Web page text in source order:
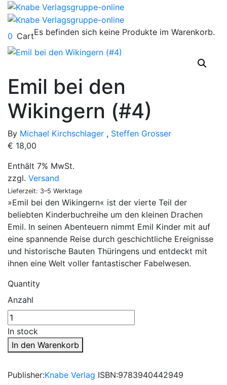
0 CartEs befinden sich keine Produkte im Warenkorb.
Emil bei den
Wikingern (#4)
By Michael Kirchschlager , Steffen Grosser
€ 18,00
Enthält 7% MwSt.
zzgl. Versand
Lieferzeit: 3–5 Werktage
»Emil bei den Wikingern« ist der vierte Teil der
beliebten Kinderbuchreihe um den kleinen Drachen
Emil. In seinen Abenteuern nimmt Emil Kinder mit auf
eine spannende Reise durch geschichtliche Ereignisse
und historische Bauten Thüringens und entdeckt mit
ihnen eine Welt voller fantastischer Fabelwesen.
Quantity
Anzahl
In stock
In den Warenkorb
Publisher:Knabe Verlag ISBN:9783940442949